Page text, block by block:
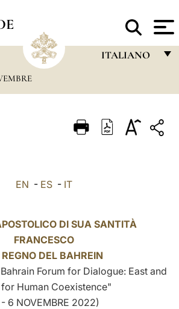
ITALIANO
ITALIANO
POLSKI
中文
LATINE
EN - ES - IT
DI SUA SANTITÀ
FRANCESCO
DEL BAHREIN
Forum for Dialogue: East and
Human Coexistence"
6 NOVEMBRE 2022)